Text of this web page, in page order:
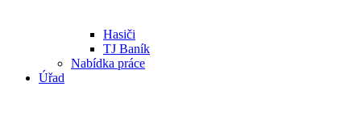
Hasiči
TJ Baník
Nabídka práce
Úřad